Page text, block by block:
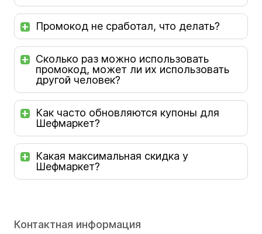
Промокод не сработал, что делать?
Сколько раз можно использовать
промокод, может ли их использовать
другой человек?
Как часто обновляются купоны для
Шефмаркет?
Какая максимальная скидка у
Шефмаркет?
Контактная информация